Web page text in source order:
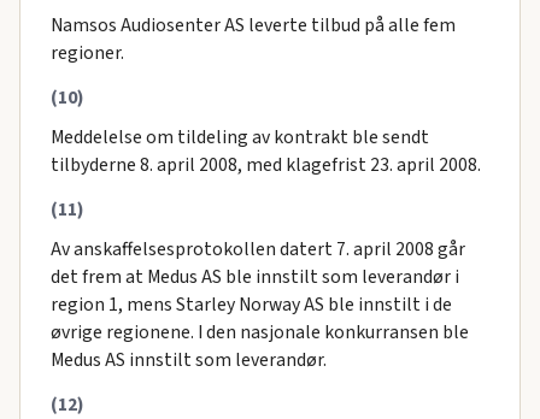
Namsos Audiosenter AS leverte tilbud på alle fem
regioner.
(10)
Meddelelse om tildeling av kontrakt ble sendt
tilbyderne 8. april 2008, med klagefrist 23. april 2008.
(11)
Av anskaffelsesprotokollen datert 7. april 2008 går
det frem at Medus AS ble innstilt som leverandør i
region 1, mens Starley Norway AS ble innstilt i de
øvrige regionene. I den nasjonale konkurransen ble
Medus AS innstilt som leverandør.
(12)